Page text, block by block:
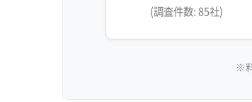
(調査件数: 85社)
※